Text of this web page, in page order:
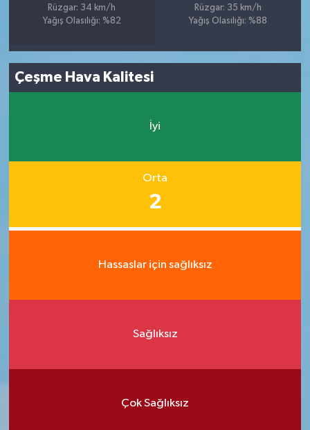
Rüzgar: 34 km/h
Yağış Olasılığı: %82
Rüzgar: 35 km/h
Yağış Olasılığı: %88
Çeşme Hava Kalitesi
İyi
Orta
2
Hassaslar için sağlıksız
Sağlıksız
Çok Sağlıksız